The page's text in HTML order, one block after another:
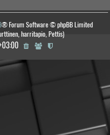
® Forum Software © phpBB Limited
harritapio, Pettis)